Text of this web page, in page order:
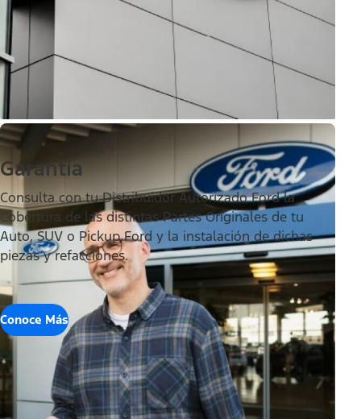
Garantía
Consulta con tu Distribuidor Autorizado Ford la
Cobertura de las distintas Partes Originales de tu
Auto, SUV o Pickup Ford y la instalación de dichas
piezas y refacciones.
Conoce Más